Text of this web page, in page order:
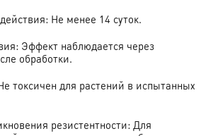
Не менее 14 суток.
Эффект наблюдается через
обработки.
токсичен для растений в испытанных
резистентности: Для